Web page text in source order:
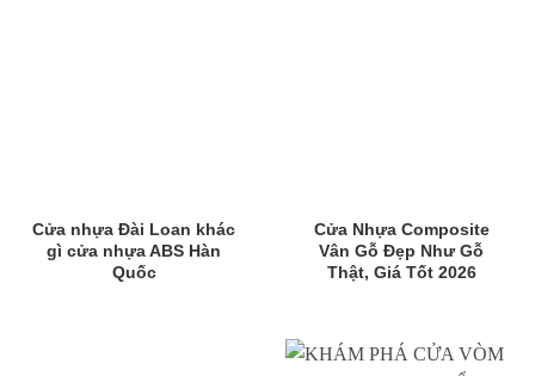
Cửa nhựa Đài Loan khác
gì cửa nhựa ABS Hàn
Quốc
Cửa Nhựa Composite
Vân Gỗ Đẹp Như Gỗ
Thật, Giá Tốt 2026